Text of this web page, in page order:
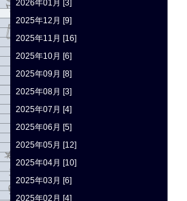
2026年01月 [3]
2025年12月 [9]
2025年11月 [16]
2025年10月 [6]
2025年09月 [8]
2025年08月 [3]
2025年07月 [4]
2025年06月 [5]
2025年05月 [12]
2025年04月 [10]
2025年03月 [6]
2025年02月 [4]